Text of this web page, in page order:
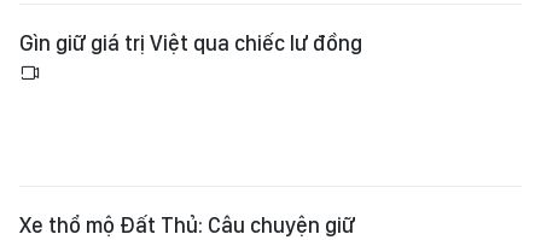
Gìn giữ giá trị Việt qua chiếc lư đồng
Xe thổ mộ Đất Thủ: Câu chuyện giữ